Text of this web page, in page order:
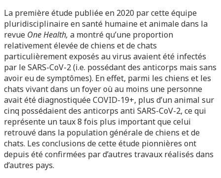
La première étude publiée en 2020 par cette équipe
pluridisciplinaire en santé humaine et animale dans la
revue One Health, a montré qu’une proportion
relativement élevée de chiens et de chats
particulièrement exposés au virus avaient été infectés
par le SARS-CoV-2 (i.e. possédant des anticorps mais sans
avoir eu de symptômes). En effet, parmi les chiens et les
chats vivant dans un foyer où au moins une personne
avait été diagnostiquée COVID-19+, plus d’un animal sur
cinq possédaient des anticorps anti SARS-CoV-2, ce qui
représente un taux 8 fois plus important que celui
retrouvé dans la population générale de chiens et de
chats. Les conclusions de cette étude pionnières ont
depuis été confirmées par d’autres travaux réalisés dans
d’autres pays.